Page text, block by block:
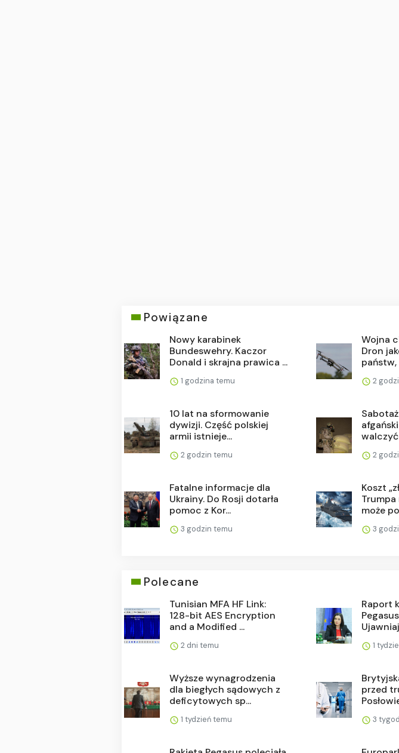
Powiązane
Nowy karabinek
Bundeswehry. Kaczor
Donald i skrajna prawica ...
1 godzina temu
Wojna
Dron
państw,
2
10 lat na sformowanie
dywizji. Część polskiej
armii istnieje...
2 godzin temu
walczyć
2
Fatalne informacje dla
Ukrainy. Do Rosji dotarła
pomoc z Kor...
3 godzin temu
Koszt
Trumpa
może
3
Polecane
Tunisian MFA HF Link:
128-bit AES Encryption
and a Modified ...
2 dni temu
Raport
1
Wyższe wynagrodzenia
dla biegłych sądowych z
deficytowych sp...
1 tydzień temu
przed
3